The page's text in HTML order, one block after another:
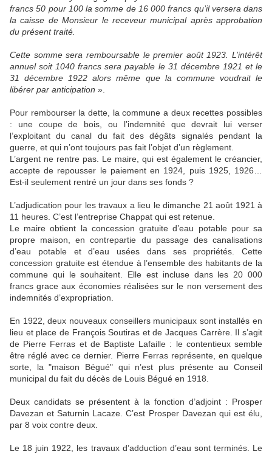
francs 50 pour 100 la somme de 16 000 francs qu’il versera dans
la caisse de Monsieur le receveur municipal après approbation
du présent traité.
Cette somme sera remboursable le premier août 1923. L’intérêt
annuel soit 1040 francs sera payable le 31 décembre 1921 et le
31 décembre 1922 alors même que la commune voudrait le
libérer par anticipation ».
Pour rembourser la dette, la commune a deux recettes possibles
: une coupe de bois, ou l’indemnité que devrait lui verser
l’exploitant du canal du fait des dégâts signalés pendant la
guerre, et qui n’ont toujours pas fait l’objet d’un règlement.
L’argent ne rentre pas. Le maire, qui est également le créancier,
accepte de repousser le paiement en 1924, puis 1925, 1926…
Est-il seulement rentré un jour dans ses fonds ?
L’adjudication pour les travaux a lieu le dimanche 21 août 1921 à
11 heures. C’est l’entreprise Chappat qui est retenue.
Le maire obtient la concession gratuite d’eau potable pour sa
propre maison, en contrepartie du passage des canalisations
d’eau potable et d’eau usées dans ses propriétés. Cette
concession gratuite est étendue à l’ensemble des habitants de la
commune qui le souhaitent. Elle est incluse dans les 20 000
francs grace aux économies réalisées sur le non versement des
indemnités d’expropriation.
En 1922, deux nouveaux conseillers municipaux sont installés en
lieu et place de François Soutiras et de Jacques Carrère. Il s’agit
de Pierre Ferras et de Baptiste Lafaille : le contentieux semble
être réglé avec ce dernier. Pierre Ferras représente, en quelque
sorte, la "maison Bégué" qui n’est plus présente au Conseil
municipal du fait du décès de Louis Bégué en 1918.
Deux candidats se présentent à la fonction d’adjoint : Prosper
Davezan et Saturnin Lacaze. C’est Prosper Davezan qui est élu,
par 8 voix contre deux.
Le 18 juin 1922, les travaux d’adduction d’eau sont terminés. Le